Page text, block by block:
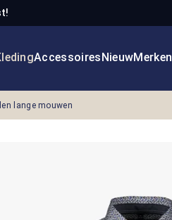
AccessoiresNieuwMerken
lange mouwen